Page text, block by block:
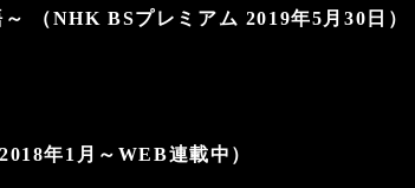
（NHK BSプレミアム 2019年5月30日）
年1月～WEB連載中）